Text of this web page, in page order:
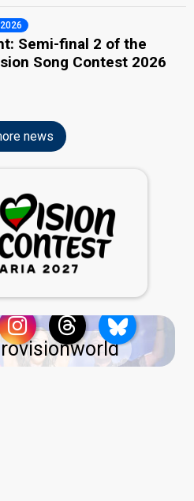
Semi-final 2 of the
Song Contest 2026
news